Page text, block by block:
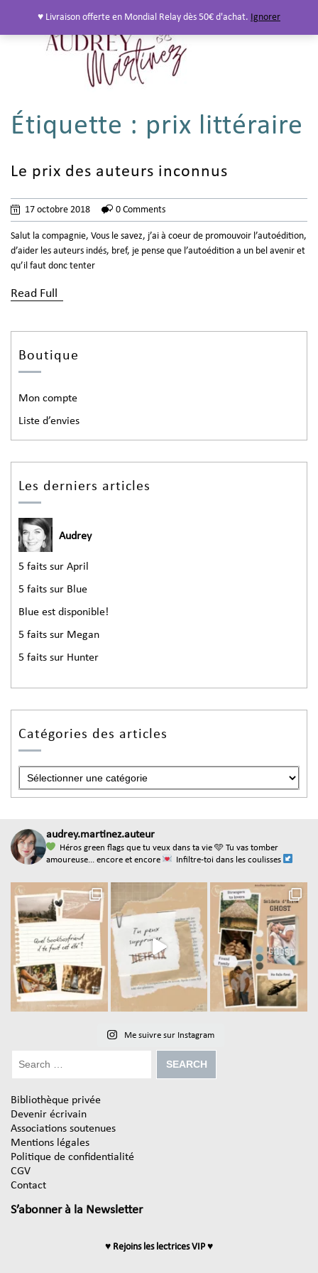
Étiquette : prix littéraire
Le prix des auteurs inconnus
17 octobre 2018 0 Comments
Salut la compagnie, Vous le savez, j’ai à coeur de promouvoir l’autoédition,
d’aider les auteurs indés, bref, je pense que l’autoédition a un bel avenir et
qu’il faut donc tenter
Read Full
Boutique
Mon compte
Liste d’envies
Les derniers articles
Audrey
5 faits sur April
5 faits sur Blue
Blue est disponible!
5 faits sur Megan
5 faits sur Hunter
Catégories des articles
audrey.martinez.auteur
Héros green flags que tu veux dans ta vie 🩵 Tu vas tomber
amoureuse... encore et encore
Infiltre-toi dans les coulisses
Me suivre sur Instagram
Bibliothèque privée
Devenir écrivain
Associations soutenues
Mentions légales
Politique de confidentialité
CGV
Contact
S’abonner à la Newsletter
♥ Rejoins les lectrices VIP ♥
♥ Livraison offerte en Mondial Relay dès 50€ d'achat. Ignorer